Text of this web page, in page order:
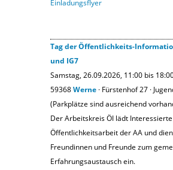
Einladungsflyer
Tag der Öffentlichkeits-
und IG7
Samstag, 26.09.2026, 11:00 bis
59368Werne · Fürstenhof 27 ·
(Parkplätze sind ausreichend
Der Arbeitskreis ÖI lädt
Öffentlichkeitsarbeit der AA und
Freundinnen und Freunde zum
Erfahrungsaustausch ein.